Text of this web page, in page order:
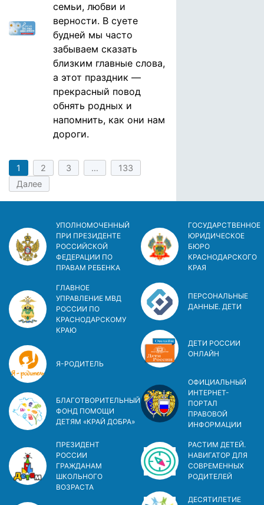
семьи, любви и
верности. В суете
будней мы часто
забываем сказать
близким главные слова,
а этот праздник —
прекрасный повод
обнять родных и
напомнить, как они нам
дороги.
1 2 3 …
133
Далее
УПОЛНОМОЧЕННЫЙ
ПРИ ПРЕЗИДЕНТЕ
РОССИЙСКОЙ
ФЕДЕРАЦИИ ПО
ПРАВАМ РЕБЕНКА
ГЛАВНОЕ
УПРАВЛЕНИЕ МВД
РОССИИ ПО
КРАСНОДАРСКОМУ
КРАЮ
Я-РОДИТЕЛЬ
БЛАГОТВОРИТЕЛЬНЫЙ
ФОНД ПОМОЩИ
ДЕТЯМ «КРАЙ ДОБРА»
ПРЕЗИДЕНТ
РОССИИ
ГРАЖДАНАМ
ШКОЛЬНОГО
ВОЗРАСТА
ГОСУДАРСТВЕННОЕ
ЮРИДИЧЕСКОЕ
БЮРО
КРАСНОДАРСКОГО
КРАЯ
ПЕРСОНАЛЬНЫЕ
ДАННЫЕ. ДЕТИ
ДЕТИ РОССИИ
ОНЛАЙН
ОФИЦИАЛЬНЫЙ
ИНТЕРНЕТ-
ПОРТАЛ
ПРАВОВОЙ
ИНФОРМАЦИИ
РАСТИМ ДЕТЕЙ.
НАВИГАТОР ДЛЯ
СОВРЕМЕННЫХ
РОДИТЕЛЕЙ
ДЕСЯТИЛЕТИЕ